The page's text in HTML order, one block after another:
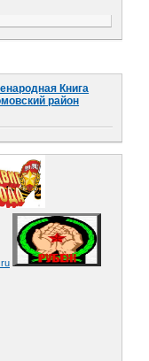
Книга
район